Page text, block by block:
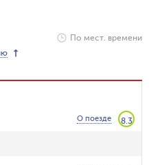
По мест. времени
О поезде 8.3